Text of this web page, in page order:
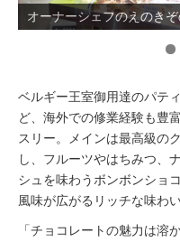
駅から探す
オーナーシェフのえのき
ベルギー王室御用達のパテ
ど、海外での修業経験も豊
スリー。メインは最高級の
し、フルーツやはちみつ、
シュを味わうボンボンショ
風味が広がるリッチな味わい
「チョコレートの魅力は溶